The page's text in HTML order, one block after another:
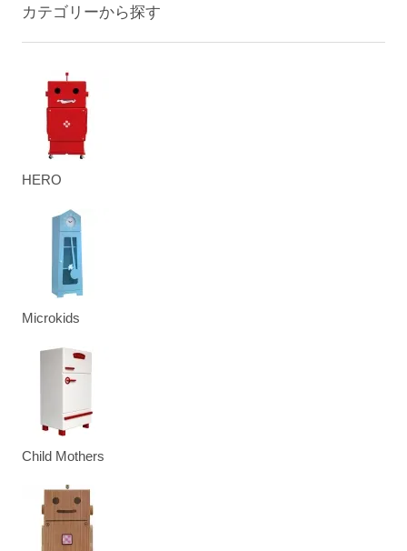
カテゴリーから探す
HERO
Microkids
Child Mothers